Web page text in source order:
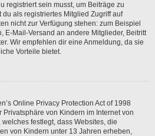
registriert sein musst, um Beiträge zu
als registriertes Mitglied Zugriff auf
nicht zur Verfügung stehen: zum Beispiel
E-Mail-Versand an andere Mitglieder, Beitritt
Wir empfehlen dir eine Anmeldung, da sie
Vorteile bietet.
Online Privacy Protection Act of 1998
Privatsphäre von Kindern im Internet von
festlegt, dass Websites, die
von Kindern unter 13 Jahren erheben,